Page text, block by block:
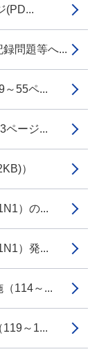
(PD...
問題等へ...
55ペ...
ページ...
）
）の...
）発...
114～...
～1...